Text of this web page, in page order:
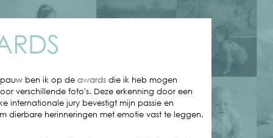
pauw ben ik op de awards die ik heb mogen
verschillende foto's. Deze erkenning door een
internationale jury bevestigt mijn passie en
dierbare herinneringen met emotie vast te leggen.